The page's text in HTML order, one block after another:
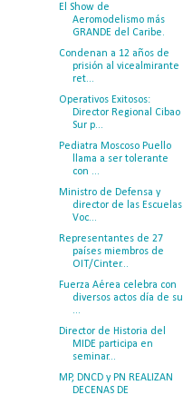
El Show de
Aeromodelismo más
GRANDE del Caribe.
Condenan a 12 años de
prisión al vicealmirante
ret...
Operativos Exitosos:
Director Regional Cibao
Sur p...
Pediatra Moscoso Puello
llama a ser tolerante
con ...
Ministro de Defensa y
director de las Escuelas
Voc...
Representantes de 27
países miembros de
OIT/Cinter...
Fuerza Aérea celebra con
diversos actos día de su
...
Director de Historia del
MIDE participa en
seminar...
MP, DNCD y PN REALIZAN
DECENAS DE